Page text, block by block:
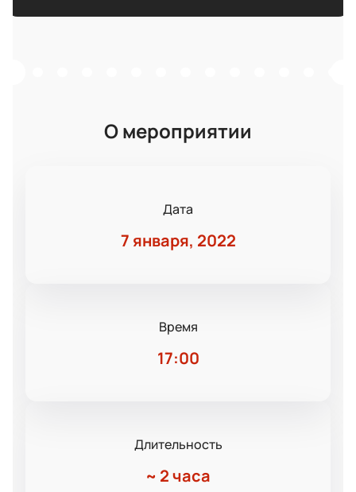
О мероприятии
Дата
7 января, 2022
Время
17:00
Длительность
~ 2 часа